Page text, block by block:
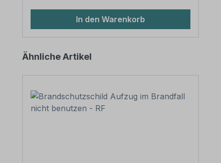
In den Warenkorb
Produktgalerie überspringen
Ähnliche Artikel